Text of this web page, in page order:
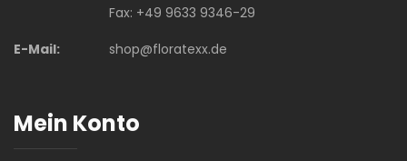
Fax: +49 9633 9346-29
E-Mail:
shop@floratexx.de
Mein Konto